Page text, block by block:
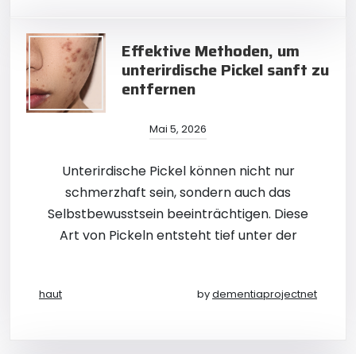
Effektive Methoden, um
unterirdische Pickel sanft zu
entfernen
Mai 5, 2026
Unterirdische Pickel können nicht nur
schmerzhaft sein, sondern auch das
Selbstbewusstsein beeinträchtigen. Diese
Art von Pickeln entsteht tief unter der
haut bydementiaprojectnet